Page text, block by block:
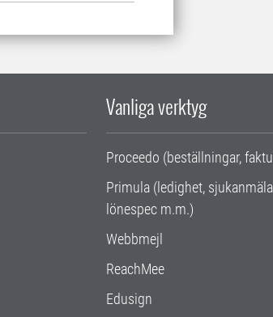
Vanliga verktyg
Proceedo (beställningar,
Primula (ledighet,
lönespec m.m.)
Webbmejl
ReachMee
Edusign